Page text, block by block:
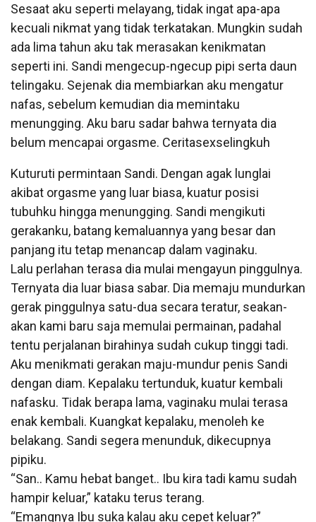
Sesaat aku seperti melayang, tidak ingat apa-apa
kecuali nikmat yang tidak terkatakan. Mungkin sudah
ada lima tahun aku tak merasakan kenikmatan
seperti ini. Sandi mengecup-ngecup pipi serta daun
telingaku. Sejenak dia membiarkan aku mengatur
nafas, sebelum kemudian dia memintaku
menungging. Aku baru sadar bahwa ternyata dia
belum mencapai orgasme. Ceritasexselingkuh
Kuturuti permintaan Sandi. Dengan agak lunglai
akibat orgasme yang luar biasa, kuatur posisi
tubuhku hingga menungging. Sandi mengikuti
gerakanku, batang kemaluannya yang besar dan
panjang itu tetap menancap dalam vaginaku.
Lalu perlahan terasa dia mulai mengayun pinggulnya.
Ternyata dia luar biasa sabar. Dia memaju mundurkan
gerak pinggulnya satu-dua secara teratur, seakan-
akan kami baru saja memulai permainan, padahal
tentu perjalanan birahinya sudah cukup tinggi tadi.
Aku menikmati gerakan maju-mundur penis Sandi
dengan diam. Kepalaku tertunduk, kuatur kembali
nafasku. Tidak berapa lama, vaginaku mulai terasa
enak kembali. Kuangkat kepalaku, menoleh ke
belakang. Sandi segera menunduk, dikecupnya
pipiku.
“San.. Kamu hebat banget.. Ibu kira tadi kamu sudah
hampir keluar,” kataku terus terang.
“Emangnya Ibu suka kalau aku cepet keluar?”